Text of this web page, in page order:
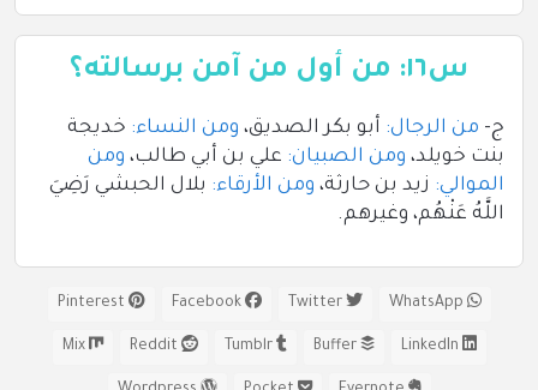
س١٦: من أول من آمن برسالته؟
ج- من الرجال: أبو بكر الصديق، ومن النساء: خديجة
بنت خويلد، ومن الصبيان: علي بن أبي طالب، ومن
الموالي: زيد بن حارثة، ومن الأرقاء: بلال الحبشي رَضِيَ
اللَّهُ عَنْهُم، وغيرهم.
Twitter
Facebook
Buffer
Tumblr
Mix